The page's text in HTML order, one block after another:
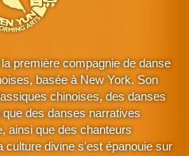
première compagnie de danse
basée à New York. Son
chinoises, des danses
des danses narratives
ainsi que des chanteurs
culture divine s'est épanouie sur